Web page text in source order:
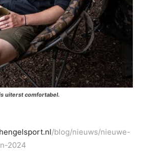
uiterst comfortabel.
/blog/nieuws/nieuwe-
2024